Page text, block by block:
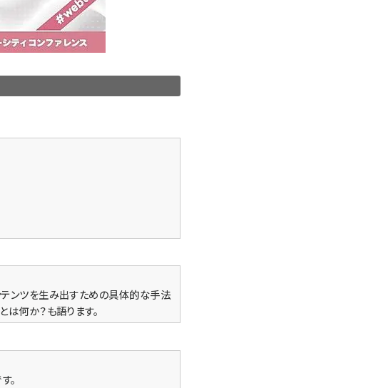
テンツを生み出すための具体的な手法
何か？も語ります。
。